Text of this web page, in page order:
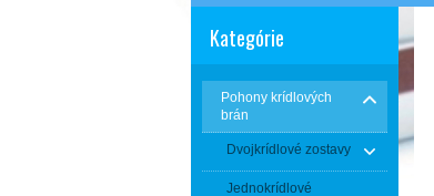
Kategórie
Pohony krídlových
brán
Dvojkrídlové zostavy
Jednokrídlové